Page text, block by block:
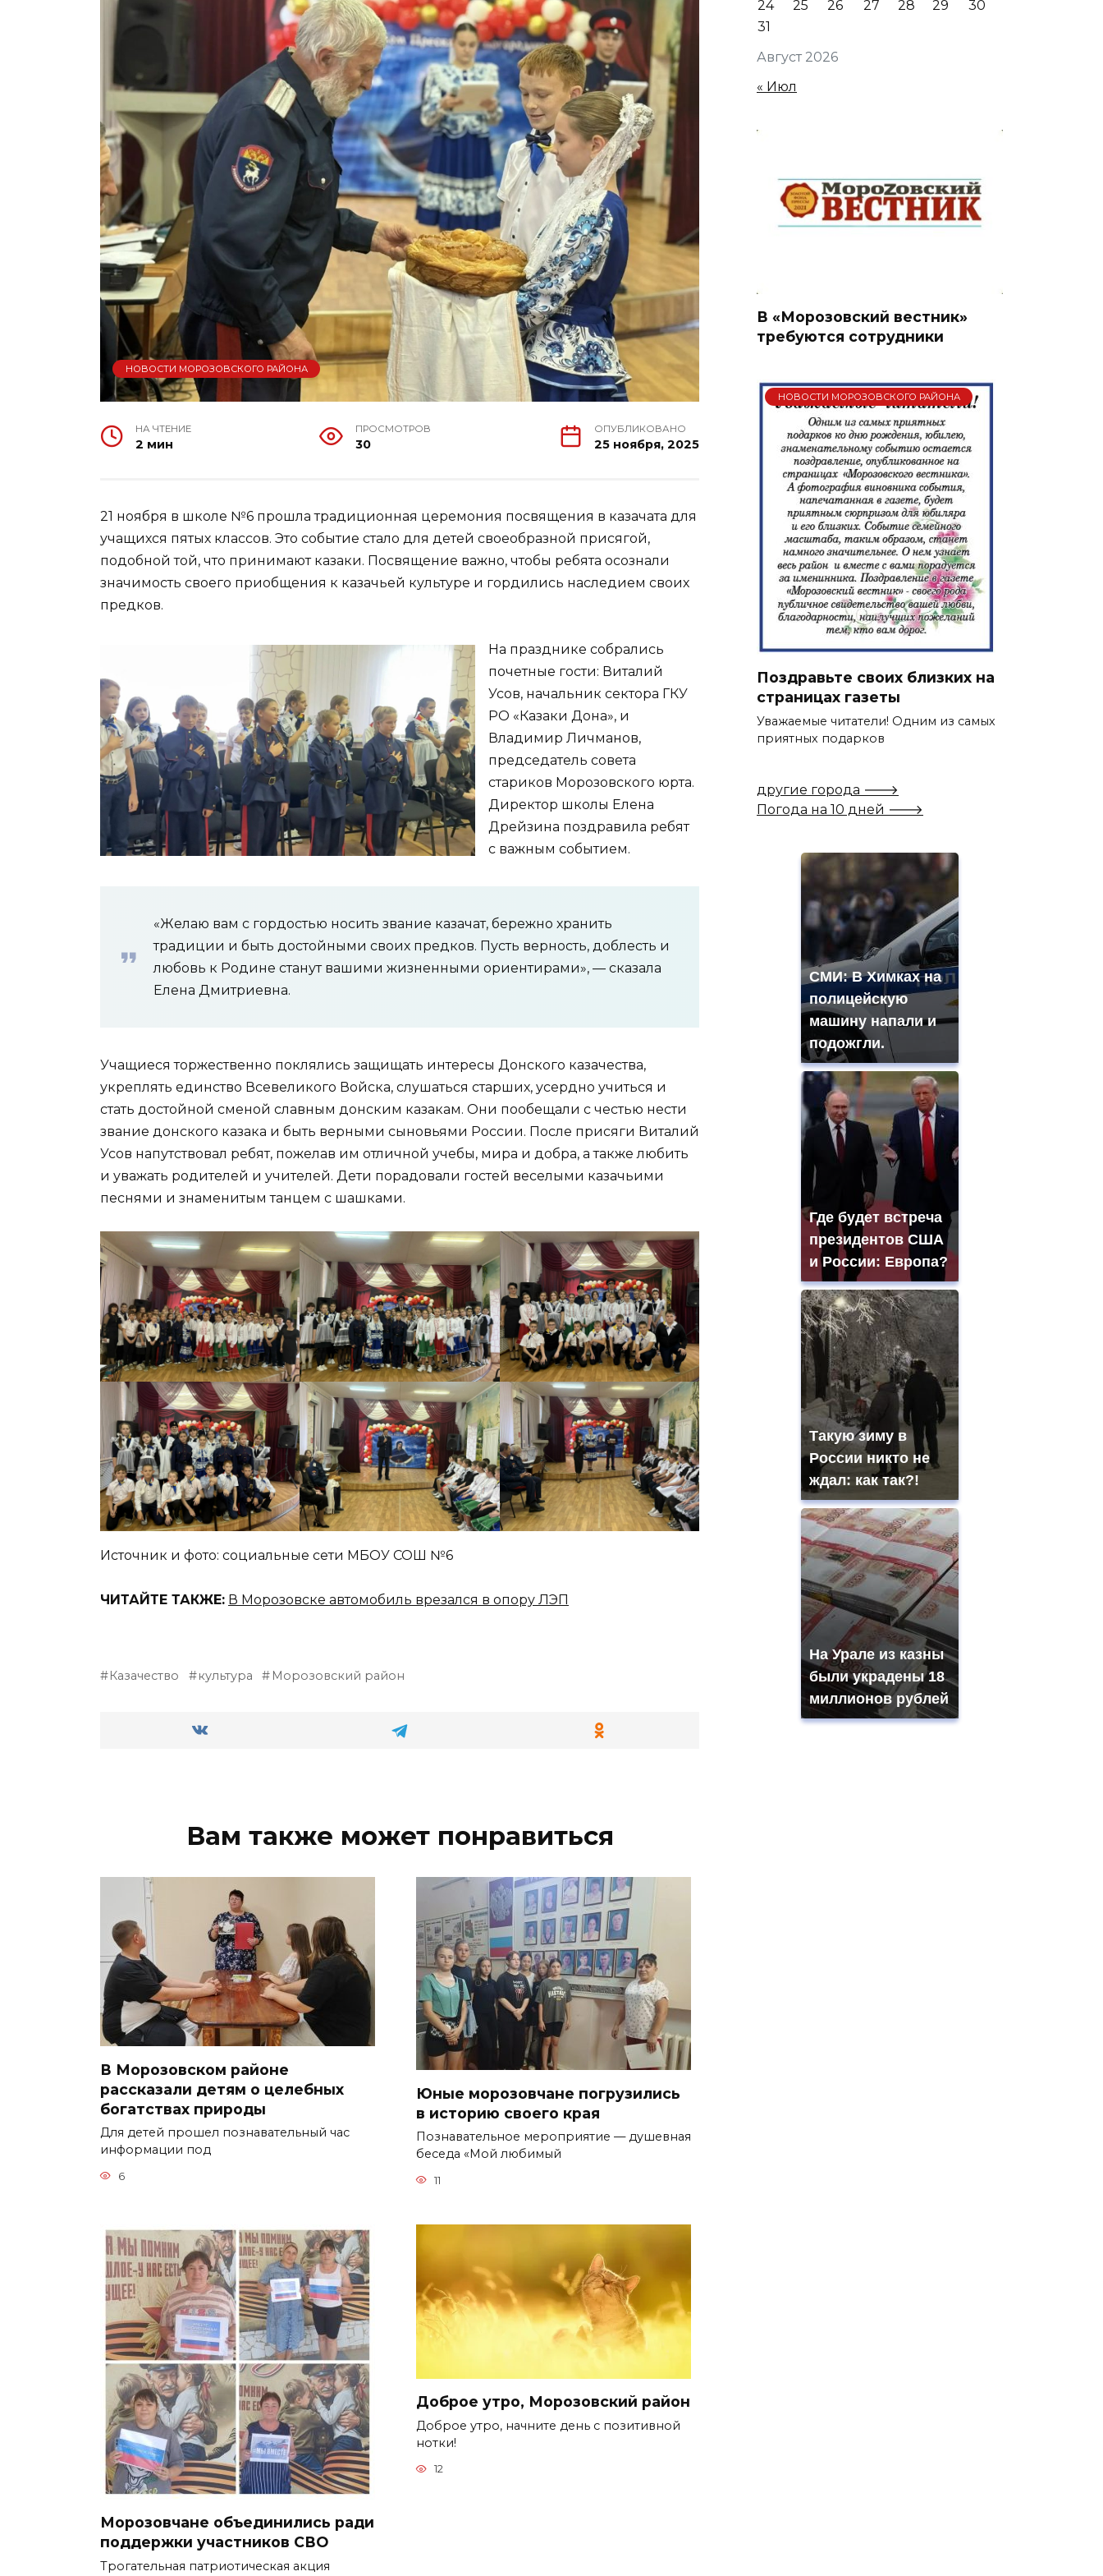
НОВОСТИ МОРОЗОВСКОГО РАЙОНА
НА ЧТЕНИЕ
2 мин
ПРОСМОТРОВ
30
ОПУБЛИКОВАНО
25 ноября, 2025
21 ноября в школе №6 прошла традиционная церемония посвящения в казачата для
учащихся пятых классов. Это событие стало для детей своеобразной присягой,
подобной той, что принимают казаки. Посвящение важно, чтобы ребята осознали
значимость своего приобщения к казачьей культуре и гордились наследием своих
предков.
На празднике собрались
почетные гости: Виталий
Усов, начальник сектора ГКУ
РО «Казаки Дона», и
Владимир Личманов,
председатель совета
стариков Морозовского юрта.
Директор школы Елена
Дрейзина поздравила ребят
с важным событием.
«Желаю вам с гордостью носить звание казачат, бережно хранить
традиции и быть достойными своих предков. Пусть верность, доблесть и
любовь к Родине станут вашими жизненными ориентирами», — сказала
Елена Дмитриевна.
Учащиеся торжественно поклялись защищать интересы Донского казачества,
укреплять единство Всевеликого Войска, слушаться старших, усердно учиться и
стать достойной сменой славным донским казакам. Они пообещали с честью нести
звание донского казака и быть верными сыновьями России. После присяги Виталий
Усов напутствовал ребят, пожелав им отличной учебы, мира и добра, а также любить
и уважать родителей и учителей. Дети порадовали гостей веселыми казачьими
песнями и знаменитым танцем с шашками.
Источник и фото: социальные сети МБОУ СОШ №6
ЧИТАЙТЕ ТАКЖЕ: В Морозовске автомобиль врезался в опору ЛЭП
Казачество культура Морозовский район
Вам также может понравиться
В Морозовском районе
рассказали детям о целебных
богатствах природы
Для детей прошел познавательный час
информации под
6
Юные морозовчане погрузились
в историю своего края
Познавательное мероприятие — душевная
беседа «Мой любимый
11
Морозовчане объединились ради
поддержки участников СВО
Трогательная патриотическая акция
Доброе утро, Морозовский район
Доброе утро, начните день с позитивной
нотки!
12
Август 2026
24
25 26 27 28 29
30
31
« Июл
В «Морозовский вестник»
требуются сотрудники
НОВОСТИ МОРОЗОВСКОГО РАЙОНА
Поздравьте своих близких на
страницах газеты
Уважаемые читатели! Одним из самых
приятных подарков
другие города 🡒
Погода на 10 дней 🡒
СМИ: В Химках на
полицейскую
машину напали и
подожгли.
Где будет встреча
президентов США
и России: Европа?
Такую зиму в
России никто не
ждал: как так?!
На Урале из казны
были украдены 18
миллионов рублей